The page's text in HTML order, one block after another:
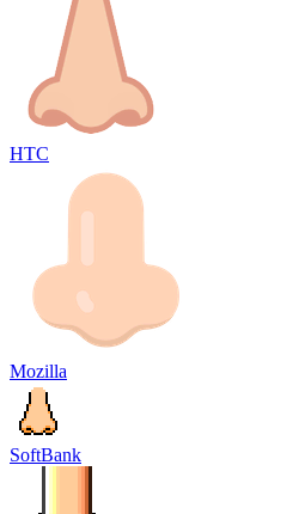
HTC
Mozilla
SoftBank